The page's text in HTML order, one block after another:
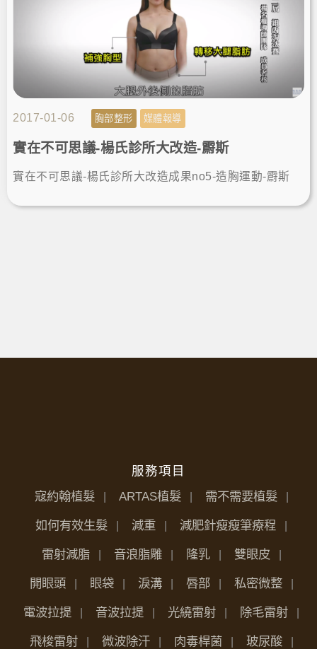
2017-01-06 胸部整形 媒體報導
實在不可思議-楊氏診所大改造-霨斯
實在不可思議-楊氏診所大改造成果no5-造胸運動-霨斯
服務項目
寇約翰植髮
ARTAS植髮 需不需要植髮
如何有效生髮 減重 減肥針瘦瘦筆療程
雷射減脂 音浪脂雕 隆乳 雙眼皮
開眼頭 眼袋 淚溝 唇部 私密微整
電波拉提 音波拉提 光繞雷射 除毛雷射
飛梭雷射 微波除汗 肉毒桿菌 玻尿酸